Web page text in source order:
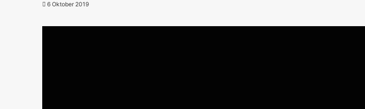
6 Oktober 2019